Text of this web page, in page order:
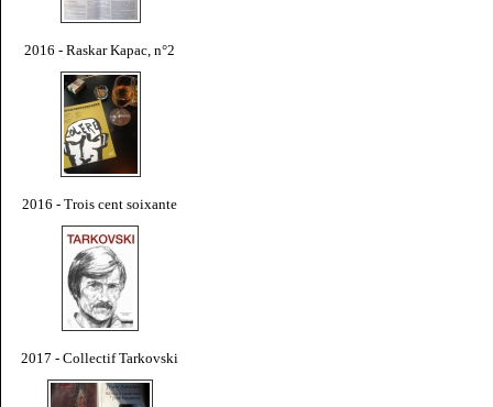
2016 - Raskar Kapac, n°2
2016 - Trois cent soixante
2017 - Collectif Tarkovski